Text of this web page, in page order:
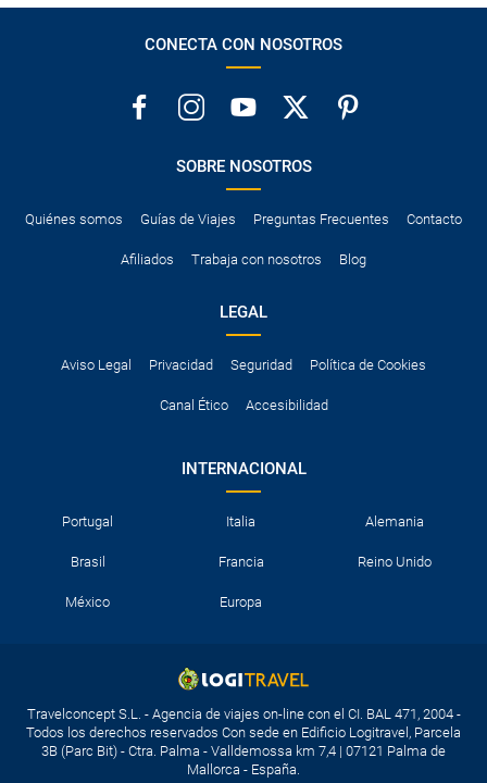
CONECTA CON NOSOTROS
SOBRE NOSOTROS
Quiénes somos Guías de Viajes Preguntas Frecuentes Contacto
Afiliados Trabaja con nosotros Blog
LEGAL
Aviso Legal Privacidad Seguridad Política de Cookies
Canal Ético Accesibilidad
INTERNACIONAL
Portugal Italia Alemania
Brasil Francia Reino Unido
México Europa
Travelconcept S.L. - Agencia de viajes on-line con el CI. BAL 471, 2004 -
Todos los derechos reservados Con sede en Edificio Logitravel, Parcela
3B (Parc Bit) - Ctra. Palma - Valldemossa km 7,4 | 07121 Palma de
Mallorca - España.